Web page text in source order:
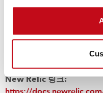
지속기간:세션 종료 시점
New Relic 링크: